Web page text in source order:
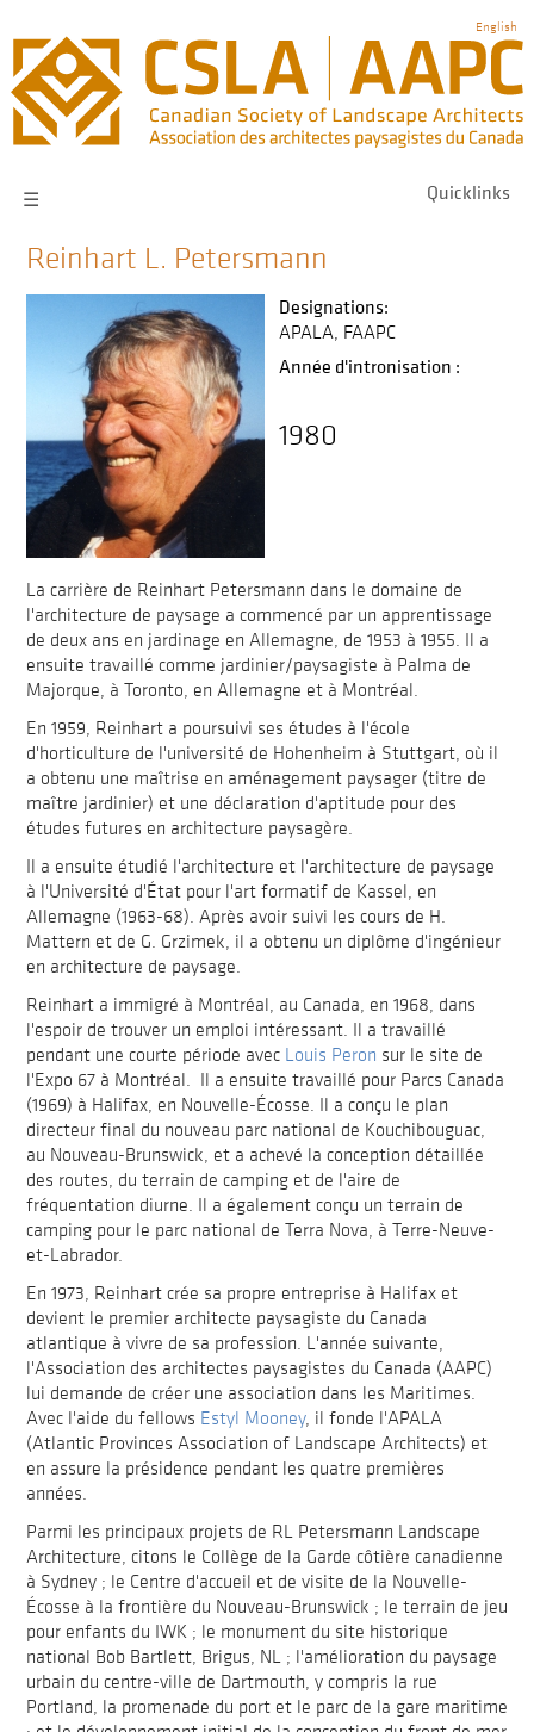
main
navigation
English
Quicklinks
☰
Reinhart L. Petersmann
Designations:
APALA FAAPC
Année d'intronisation :
1980
La carrière de Reinhart Petersmann dans le domaine de
l'architecture de paysage a commencé par un apprentissage
de deux ans en jardinage en Allemagne, de 1953 à 1955. Il a
ensuite travaillé comme jardinier/paysagiste à Palma de
Majorque, à Toronto, en Allemagne et à Montréal.
En 1959, Reinhart a poursuivi ses études à l'école
d'horticulture de l'université de Hohenheim à Stuttgart, où il
a obtenu une maîtrise en aménagement paysager (titre de
maître jardinier) et une déclaration d'aptitude pour des
études futures en architecture paysagère.
Il a ensuite étudié l'architecture et l'architecture de paysage
à l'Université d'État pour l'art formatif de Kassel, en
Allemagne (1963-68). Après avoir suivi les cours de H.
Mattern et de G. Grzimek, il a obtenu un diplôme d'ingénieur
en architecture de paysage.
Reinhart a immigré à Montréal, au Canada, en 1968, dans
l'espoir de trouver un emploi intéressant. Il a travaillé
pendant une courte période avec Louis Peron sur le site de
l'Expo 67 à Montréal. Il a ensuite travaillé pour Parcs Canada
(1969) à Halifax, en Nouvelle-Écosse. Il a conçu le plan
directeur final du nouveau parc national de Kouchibouguac,
au Nouveau-Brunswick, et a achevé la conception détaillée
des routes, du terrain de camping et de l'aire de
fréquentation diurne. Il a également conçu un terrain de
camping pour le parc national de Terra Nova, à Terre-Neuve-
et-Labrador.
En 1973, Reinhart crée sa propre entreprise à Halifax et
devient le premier architecte paysagiste du Canada
atlantique à vivre de sa profession. L'année suivante,
l'Association des architectes paysagistes du Canada (AAPC)
lui demande de créer une association dans les Maritimes.
Avec l'aide du fellows Estyl Mooney, il fonde l'APALA
(Atlantic Provinces Association of Landscape Architects) et
en assure la présidence pendant les quatre premières
années.
Parmi les principaux projets de RL Petersmann Landscape
Architecture, citons le Collège de la Garde côtière canadienne
à Sydney ; le Centre d'accueil et de visite de la Nouvelle-
Écosse à la frontière du Nouveau-Brunswick ; le terrain de jeu
pour enfants du IWK ; le monument du site historique
national Bob Bartlett, Brigus, NL ; l'amélioration du paysage
urbain du centre-ville de Dartmouth, y compris la rue
Portland, la promenade du port et le parc de la gare maritime